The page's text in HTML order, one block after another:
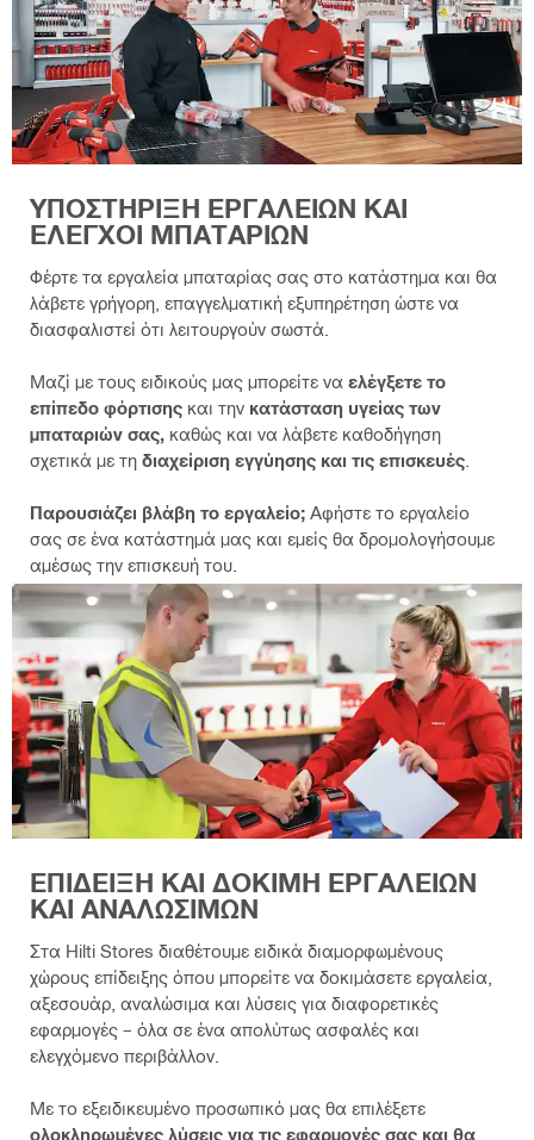
ΥΠΟΣΤΗΡΙΞΗ ΕΡΓΑΛΕΙΩΝ ΚΑΙ
ΕΛΕΓΧΟΙ ΜΠΑΤΑΡΙΩΝ
Φέρτε τα εργαλεία μπαταρίας σας στο κατάστημα και θα
λάβετε γρήγορη, επαγγελματική εξυπηρέτηση ώστε να
διασφαλιστεί ότι λειτουργούν σωστά.
Μαζί με τους ειδικούς μας μπορείτε να ελέγξετε το
επίπεδο φόρτισης και την κατάσταση υγείας των
μπαταριών σας, καθώς και να λάβετε καθοδήγηση
σχετικά με τη διαχείριση εγγύησης και τις επισκευές
Παρουσιάζει βλάβη το εργαλείο; Αφήστε το εργαλείο
σας σε ένα κατάστημά μας και εμείς θα δρομολογήσουμε
αμέσως την επισκευή του.
ΕΠΙΔΕΙΞΗ ΚΑΙ ΔΟΚΙΜΗ ΕΡΓΑΛΕΙΩΝ
ΚΑΙ ΑΝΑΛΩΣΙΜΩΝ
Στα Hilti Stores διαθέτουμε ειδικά διαμορφωμένους
χώρους επίδειξης όπου μπορείτε να δοκιμάσετε εργαλεία,
αξεσουάρ, αναλώσιμα και λύσεις για διαφορετικές
εφαρμογές – όλα σε ένα απολύτως ασφαλές και
ελεγχόμενο περιβάλλον.
Με το εξειδικευμένο προσωπικό μας θα επιλέξετε
ολοκληρωμένες λύσεις για τις εφαρμογές σας και θα